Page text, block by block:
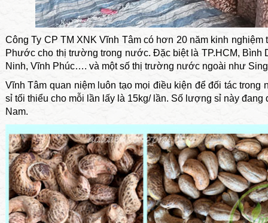
Công Ty CP TM XNK Vĩnh Tâm có hơn 20 năm kinh
Phước cho thị trường trong nước. Đặc biệt là TP.HCM,
Ninh, Vĩnh Phúc…. và một số thị trường nước ngoài như
Vĩnh Tâm quan niệm luôn tạo mọi điều kiện để đối tác
sỉ tối thiểu cho mỗi lần lấy là 15kg/ lần. Số lượng sỉ này
Nam.